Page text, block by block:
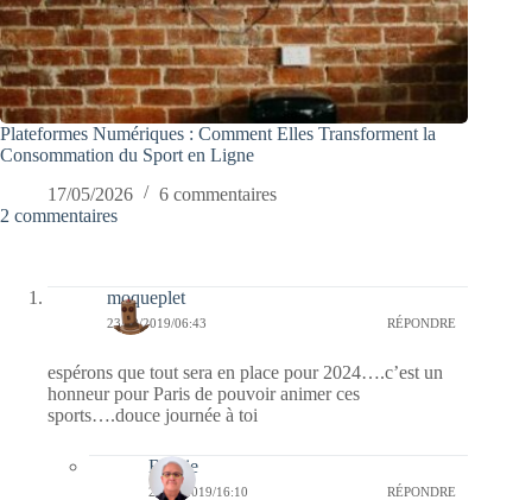
Plateformes Numériques : Comment Elles Transforment la
Consommation du Sport en Ligne
17/05/2026
6 commentaires
2 commentaires
moqueplet
23/02/2019/06:43 RÉPONDRE
espérons que tout sera en place pour 2024….c’est un
honneur pour Paris de pouvoir animer ces
sports….douce journée à toi
Bernie
23/02/2019/16:10 RÉPONDRE